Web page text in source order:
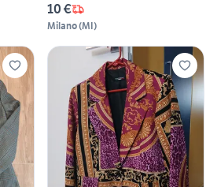
10 €
Milano(MI)